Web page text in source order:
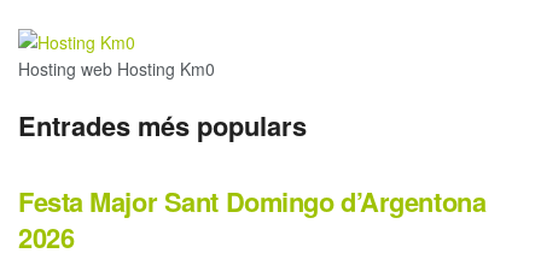
Hosting web Hosting Km0
Entrades més populars
Festa Major Sant Domingo d’Argentona
2026